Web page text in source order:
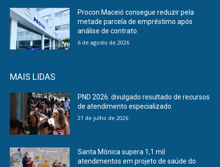
Procon Maceió consegue reduzir pela
metade parcela de empréstimo após
análise de contrato
6 de agosto de 2026
MAIS LIDAS
PND 2026: divulgado resultado de recursos
de atendimento especializado
21 de julho de 2026
Santa Mônica supera 1,1 mil
atendimentos em projeto de saúde do